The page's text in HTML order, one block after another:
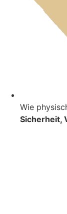
Wie
Sicherheit,